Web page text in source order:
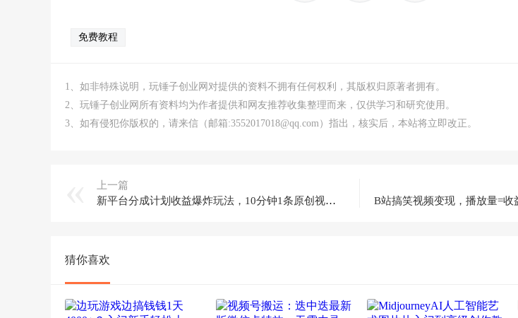
免费教程
1、如非特殊说明，玩锤子创业网对提供的资料不拥有任何权利，其版权归原著者拥有。
2、玩锤子创业网所有资料均为作者提供和网友推荐收集整理而来，仅供学习和研究使用。
3、如有侵犯你版权的，请来信（邮箱:3552017018@qq.com）指出，核实后，本站将立即改正。
上一篇
新平台分成计划收益爆炸玩法，10分钟1条原创视频，单条作品收益500+？
猜你喜欢